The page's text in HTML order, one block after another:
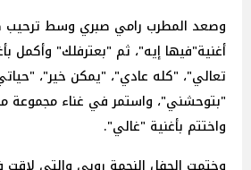
وصعد المطرب رامي صبري وسط ترحيب
أغنية"فيها إيه"، ثم "بعترفلك" وأكمل
تعالي"، "كله عادي"، "يمكن خير"،
"بتوحشني"، واستمر في غناء مجموعة
واختتم بأغنية "غالي".